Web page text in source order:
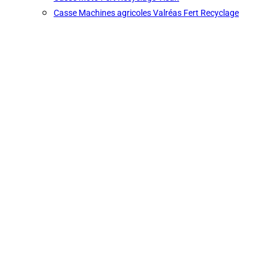
Casse Machines agricoles Valréas Fert Recyclage